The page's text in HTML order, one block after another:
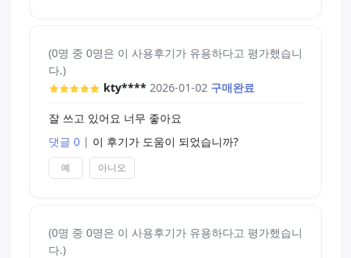
(0명 중 0명은 이 사용후기가 유용하다고 평가했습니
다.)
kty**** 2026-01-02 구매완료
잘 쓰고 있어요 너무 좋아요
댓글 0 | 이 후기가 도움이 되었습니까?
예 아니오
(0명 중 0명은 이 사용후기가 유용하다고 평가했습니
다.)